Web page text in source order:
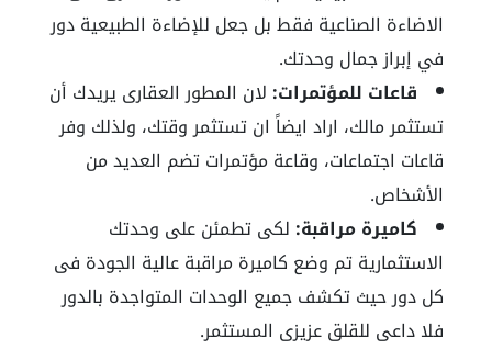
الاضاءة الصناعية فقط بل جعل للإضاءة الطبيعية دور
في إبراز جمال وحدتك.
قاعات للمؤتمرات: لان المطور العقارى يريدك أن
تستثمر مالك، اراد ايضاً ان تستثمر وقتك، ولذلك وفر
قاعات اجتماعات، وقاعة مؤتمرات تضم العديد من
الأشخاص.
كاميرة مراقبة: لكى تطمئن على وحدتك
الاستثمارية تم وضع كاميرة مراقبة عالية الجودة فى
كل دور حيث تكشف جميع الوحدات المتواجدة بالدور
فلا داعى للقلق عزيزى المستثمر.